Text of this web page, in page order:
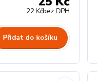
22 Kčbez DPH
Přidat do košíku